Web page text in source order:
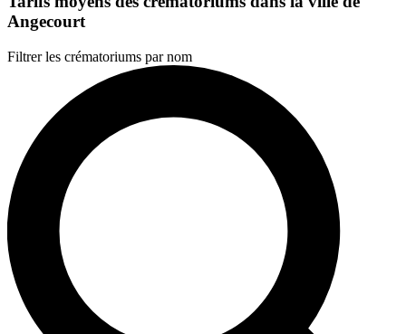
Angecourt
Filtrer les crématoriums par nom